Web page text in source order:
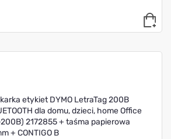
etykiet DYMO LetraTag 200B
dla domu, dzieci, home Office
2172855 + taśma papierowa
+ CONTIGO B